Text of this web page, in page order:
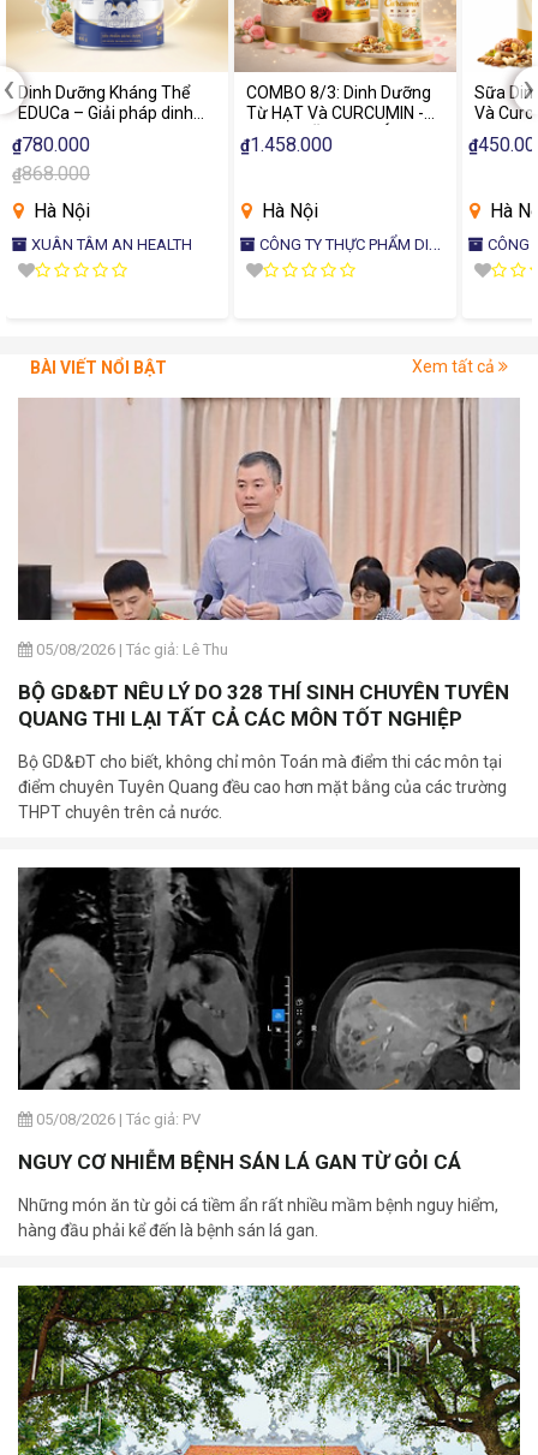
Dinh Dưỡng Kháng Thể
EDUCa – Giải pháp dinh
dưỡng khoa học cho trí
tuệ và sức khỏe toàn diện
- 800g
₫780.000
₫868.000
Hà Nội
XUÂN TÂM AN HEALTH
COMBO 8/3: Dinh Dưỡng
Từ HẠT Và CURCUMIN -
MUA 3 TẶNG 1 - SÁNG DA,
DÁNG THON!
₫1.458.000
Hà Nội
DƯỠNG AN BÌNH
Sữa
Và
Trợ
Kháng,
₫
Hà
DƯỠNG
‹ ›
BÀI VIẾT NỔI BẬT Xem tất cả
05/08/2026 | Tác giả: Lê Thu
BỘ GD&ĐT NÊU LÝ DO 328 THÍ SINH CHUYÊN TUYÊN
QUANG THI LẠI TẤT CẢ CÁC MÔN TỐT NGHIỆP
Bộ GD&ĐT cho biết, không chỉ môn Toán mà điểm thi các môn tại
điểm chuyên Tuyên Quang đều cao hơn mặt bằng của các trường
THPT chuyên trên cả nước.
05/08/2026 | Tác giả: PV
NGUY CƠ NHIỄM BỆNH SÁN LÁ GAN TỪ GỎI CÁ
Những món ăn từ gỏi cá tiềm ẩn rất nhiều mầm bệnh nguy hiểm,
hàng đầu phải kể đến là bệnh sán lá gan.